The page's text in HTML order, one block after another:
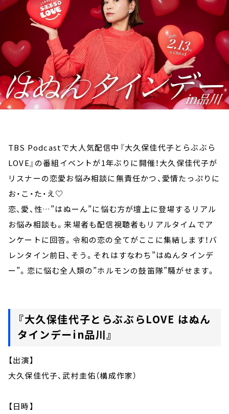
TBS Podcastで大人気配信中『大久保佳代子とらぶぶら
LOVE』の番組イベントが1年ぶりに開催！大久保佳代子が
リスナーの恋愛お悩み相談に無責任かつ、愛情たっぷりに
お・こ・た・え♡
恋、愛、性…”はぬーん”に悩む方が壇上に登場するリアル
お悩み相談も。来場者も配信視聴者もリアルタイムでア
ンケートに回答。令和の恋の全てがここに集結します！バ
レンタイン前日、そう。それはすなわち”はぬんタインデ
ー”。恋に悩む全人類の”ホルモンの鼓笛隊”騒がせます。
『大久保佳代子とらぶぶらLOVE はぬん
タインデーin品川』
【出演】
大久保佳代子、武村圭佑（構成作家）
【日時】